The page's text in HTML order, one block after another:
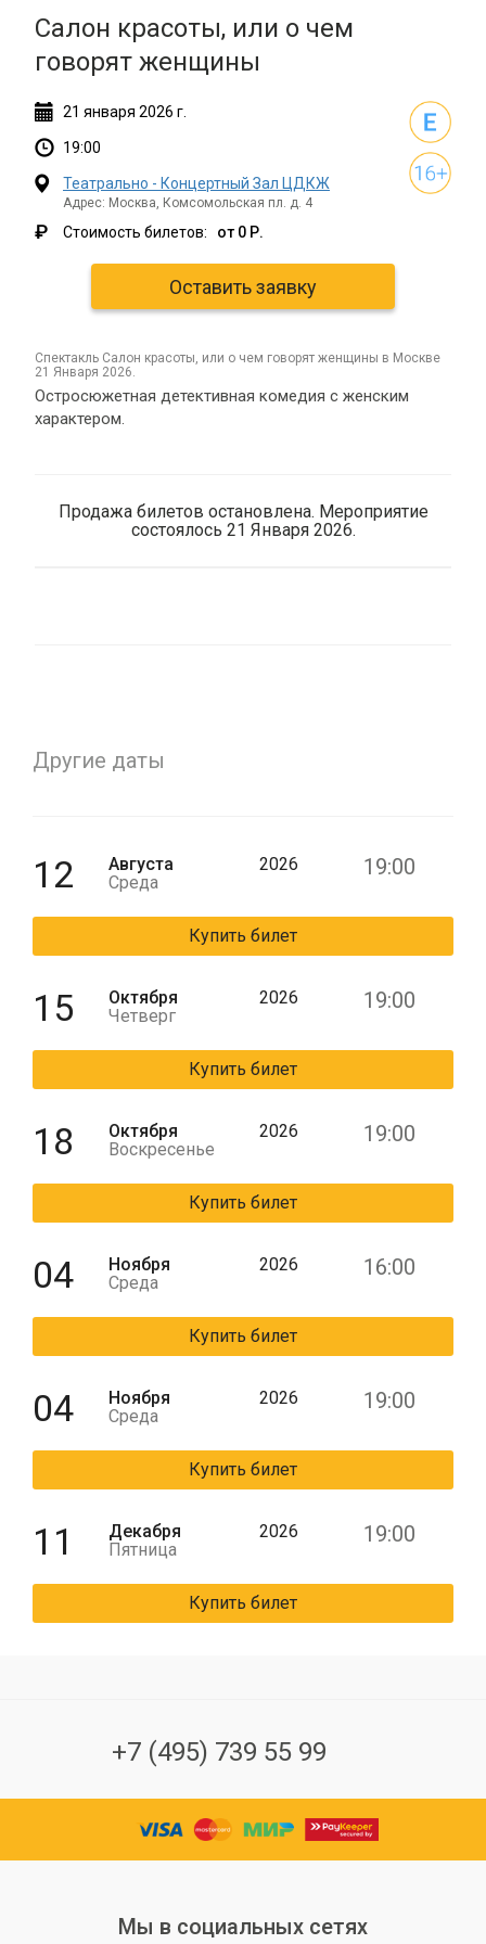
Салон красоты, или о чем
говорят женщины
21 января 2026 г.
19:00
Театрально - Концертный Зал ЦДКЖ
Адрес: Москва, Комсомольская пл. д. 4
₽ Стоимость билетов: от 0 Р.
Оставить заявку
спектакль Салон красоты, или о чем говорят женщины в Москве
21 Января 2026.
Остросюжетная детективная комедия с женским
характером.
Продажа билетов остановлена. Мероприятие
состоялось 21 Января 2026.
Другие даты
12
Августа
Среда
2026 19:00
Купить билет
15
Октября
Четверг
2026 19:00
Купить билет
18
Октября
Воскресенье
2026 19:00
Купить билет
04
Ноября
Среда
2026 16:00
Купить билет
04
Ноября
Среда
2026 19:00
Купить билет
11
Декабря
Пятница
2026 19:00
Купить билет
+7 (495) 739 55 99
Мы в социальных сетях